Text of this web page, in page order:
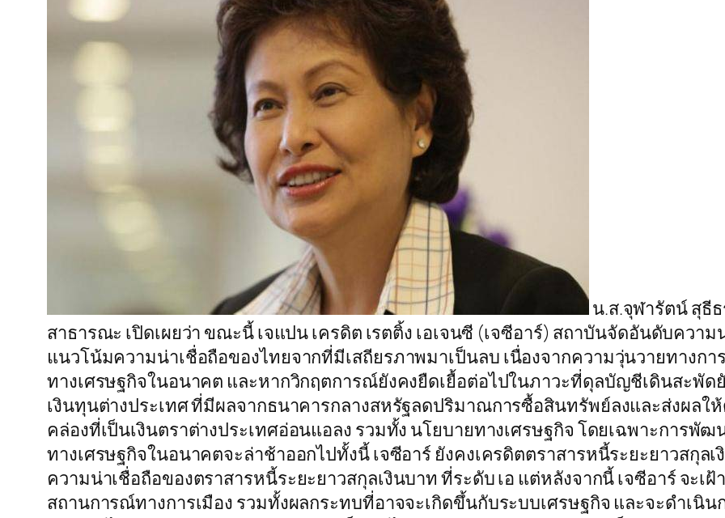
น.ส.จุฬารัตน์ สุธี
สาธารณะ เปิดเผยว่า ขณะนี้ เจแปน เครดิต เรตติ้ง เอเจนซี (เจซีอาร์) สถาบันจัดอันดับควา
แนวโน้มความน่าเชื่อถือของไทยจากที่มีเสถียรภาพมาเป็นลบ เนื่องจากความวุ่นวายทางก
ทางเศรษฐกิจในอนาคต และหากวิกฤตการณ์ยังคงยืดเยื้อต่อไปในภาวะที่ดุลบัญชีเดินสะพัด
เงินทุนต่างประเทศ ที่มีผลจากธนาคารกลางสหรัฐลดปริมาณการซื้อสินทรัพย์ลงและส่งผลใ
คล่องที่เป็นเงินตราต่างประเทศอ่อนแอลง รวมทั้ง นโยบายทางเศรษฐกิจ โดยเฉพาะการพั
ทางเศรษฐกิจในอนาคตจะล่าช้าออกไปทั้งนี้ เจซีอาร์ ยังคงเครดิตตราสารหนี้ระยะยาวสกุล
ความน่าเชื่อถือของตราสารหนี้ระยะยาวสกุลเงินบาท ที่ระดับ เอ แต่หลังจากนี้ เจซีอาร์ จะ
สถานการณ์ทางการเมือง รวมทั้งผลกระทบที่อาจจะเกิดขึ้นกับระบบเศรษฐกิจ และจะดำเนิ